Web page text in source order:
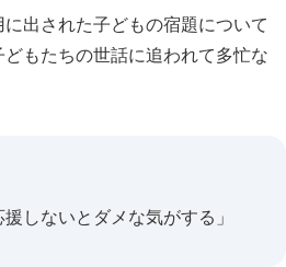
出された子どもの宿題について
もたちの世話に追われて多忙な
しないとダメな気がする」